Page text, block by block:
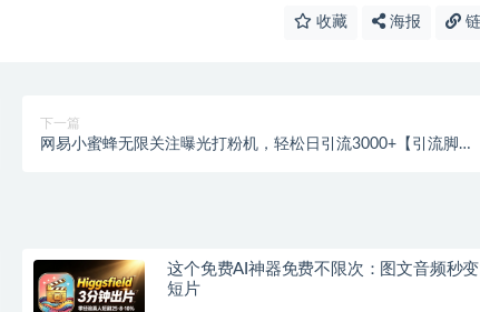
收藏 海报
下一篇
网易小蜜蜂无限关注曝光打粉机，轻松日引流3000+【引流脚本
这个免费AI神器免费不限次：图文音频秒
短片